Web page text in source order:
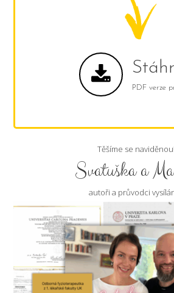
PDF verze
Těšíme se naviděnou!
Svatuška a
autoři a průvodci